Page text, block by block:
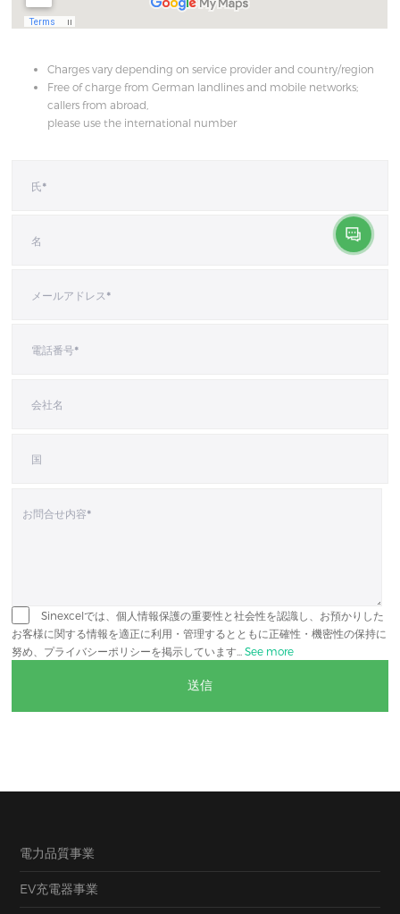
Charges vary depending on service provider and country/region
Free of charge from German landlines and mobile networks;
callers from abroad,
please use the international number
Sinexcelでは、個人情報保護の重要性と社会性を認識し、お預かりした
お客様に関する情報を適正に利用・管理するとともに正確性・機密性の保持に
努め、プライバシーポリシーを掲示しています...
See more
電力品質事業
EV充電器事業